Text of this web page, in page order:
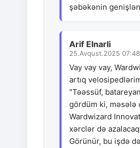
şəbəkənin
Arif Elnarli
25.Avqust.2025 07:48
Vay vay vay,
artıq
"Təəssüf,
gördüm ki, məsələ
Wardwizard
xərclər də
Görünür, bu işdə